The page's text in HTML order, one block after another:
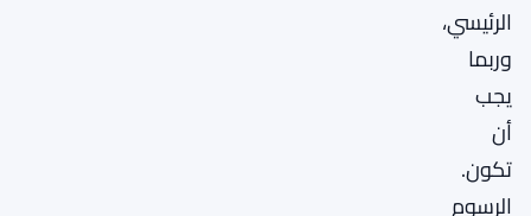
الرئيسي،
وربما
يجب
أن
تكون.
الرسوم